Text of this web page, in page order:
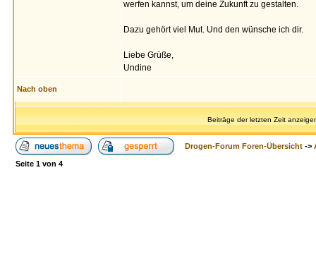
werfen kannst, um deine Zukunft zu gestalten.
Dazu gehört viel Mut. Und den wünsche ich dir.
Liebe Grüße,
Undine
Nach oben
Beiträge der letzten Zeit
Drogen-Forum Foren-Übersicht ->
Seite 1 von 4